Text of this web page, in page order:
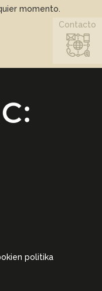
momento.
politika
Contacto